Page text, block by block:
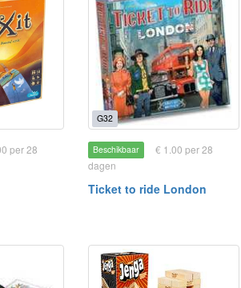
per 28
G32
Beschikbaar
€ 1.00 per 28
dagen
Ticket to ride London